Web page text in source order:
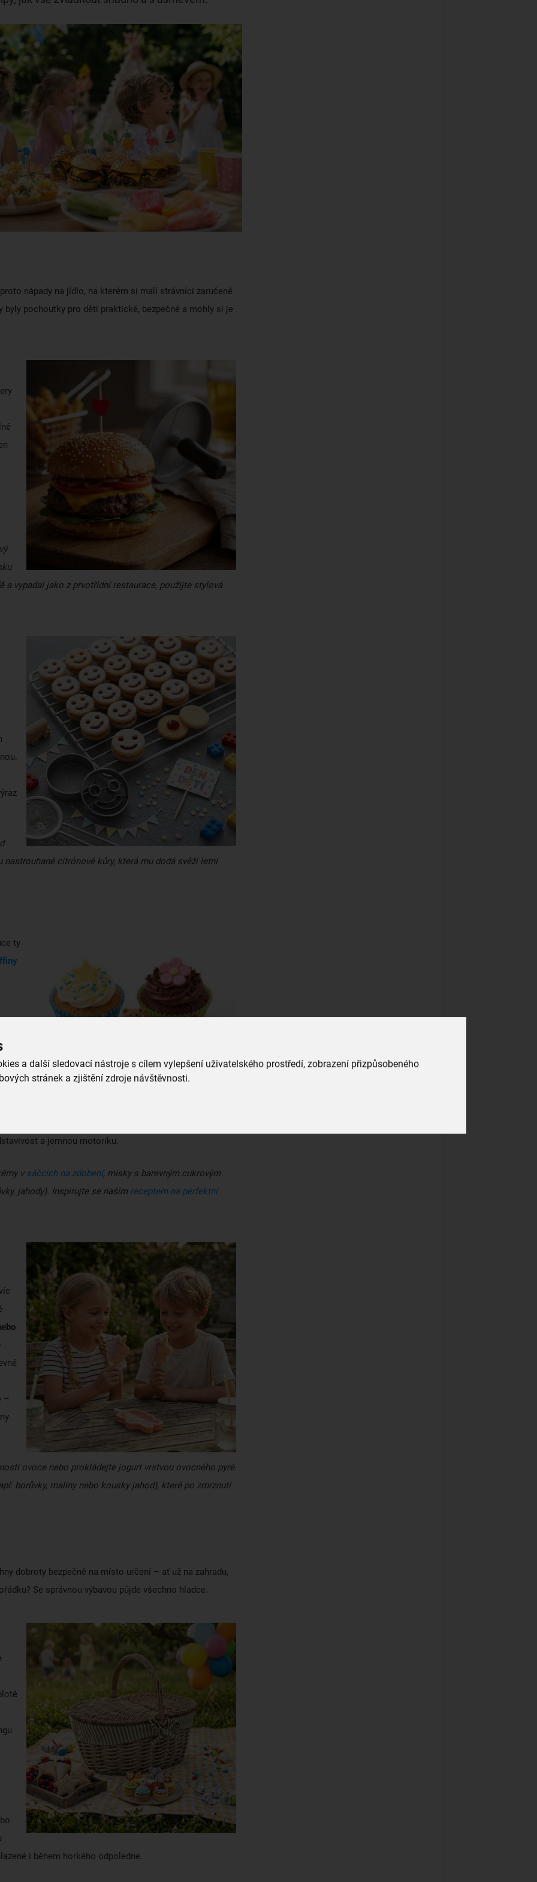
a další sledovací nástroje s cílem vylepšení uživatelského prostředí, zobrazení přizpůsobeného
stránek a zjištění zdroje návštěvnosti.
nápady na jídlo, na kterém si malí strávníci zaručeně
pochoutky pro děti praktické, bezpečné a mohly si je
a vypadal jako z prvotřídní restaurace, použijte stylová
citrónové kůry, která mu dodá svěží letní
ty
Obě
a jemnou motoriku.
vsáčcích na zdobení, misky s barevným cukrovým
jahody). Inspirujte se naším receptem na perfektní
–
ovoce nebo prokládejte jogurt vrstvou ovocného pyré.
borůvky, maliny nebo kousky jahod), které po zmrznutí
dobroty bezpečně na místo určení – ať už na zahradu,
Se správnou výbavou půjde všechno hladce.
i během horkého odpoledne.